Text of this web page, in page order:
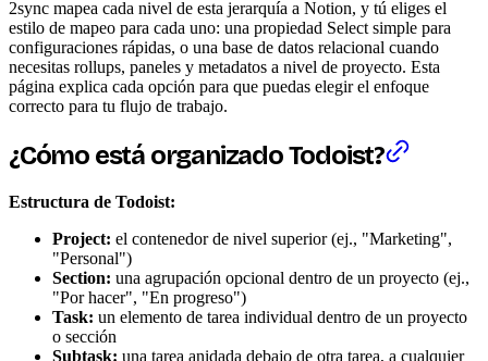
2sync mapea cada nivel de esta jerarquía a Notion, y tú eliges el
estilo de mapeo para cada uno: una propiedad Select simple para
configuraciones rápidas, o una base de datos relacional cuando
necesitas rollups, paneles y metadatos a nivel de proyecto. Esta
página explica cada opción para que puedas elegir el enfoque
correcto para tu flujo de trabajo.
¿Cómo está organizado Todoist?
Estructura de Todoist:
Project: el contenedor de nivel superior (ej., "Marketing",
"Personal")
Section: una agrupación opcional dentro de un proyecto (ej.,
"Por hacer", "En progreso")
Task: un elemento de tarea individual dentro de un proyecto
o sección
Subtask: una tarea anidada debajo de otra tarea, a cualquier